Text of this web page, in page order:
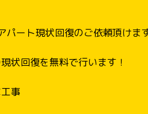
パート現状回復のご依頼頂けま
状回復を無料で行います！
事